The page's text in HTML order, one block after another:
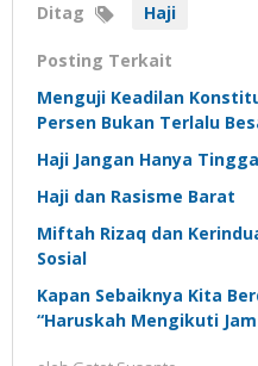
Ditag Haji
Posting Terkait
Menguji Keadilan
Persen Bukan Terlalu
Haji Jangan Hanya
Haji dan Rasisme Barat
Miftah Rizaq dan
Sosial
Kapan Sebaiknya Kita
“Haruskah Mengikuti